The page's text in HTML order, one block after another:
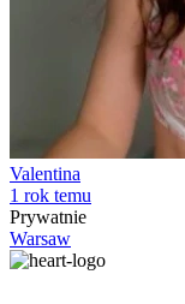
Valentina
1 rok temu
Prywatnie
Warsaw